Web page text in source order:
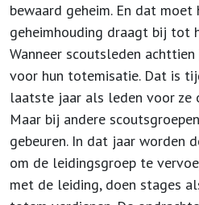
bewaard geheim. En dat
geheimhouding draagt bij tot
Wanneer scoutsleden
voor hun totemisatie. Dat is
laatste jaar als leden voor ze
Maar bij andere
gebeuren. In dat jaar worden
om de leidingsgroep te
met de leiding, doen stages